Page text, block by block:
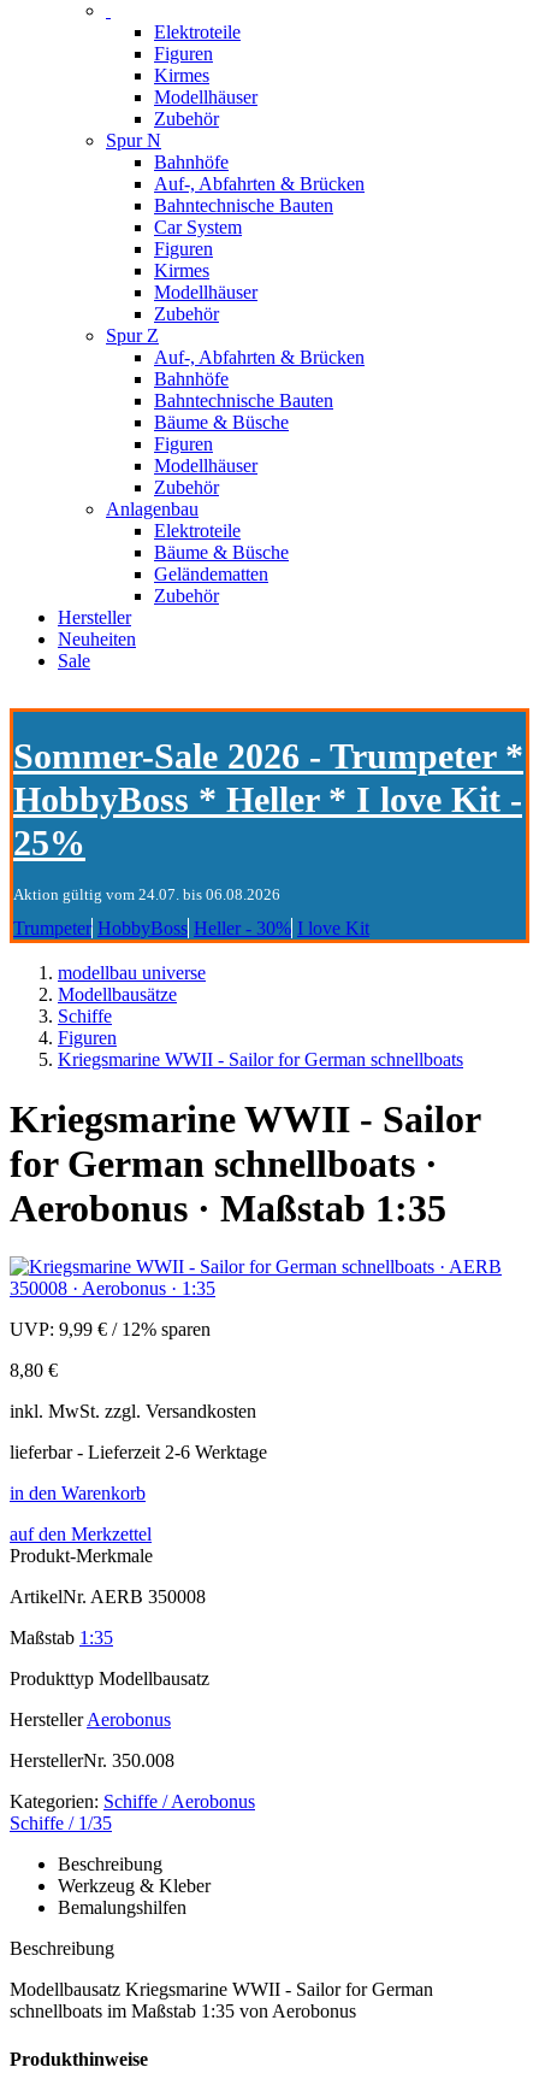
Elektroteile
Figuren
Kirmes
Modellhäuser
Zubehör
Spur N
Bahnhöfe
Auf-, Abfahrten & Brücken
Bahntechnische Bauten
Car System
Figuren
Kirmes
Modellhäuser
Zubehör
Spur Z
Auf-, Abfahrten & Brücken
Bahnhöfe
Bahntechnische Bauten
Bäume & Büsche
Figuren
Modellhäuser
Zubehör
Anlagenbau
Elektroteile
Bäume & Büsche
Geländematten
Zubehör
Hersteller
Neuheiten
Sale
Sommer-Sale 2026 - Trumpeter *
HobbyBoss * Heller * I love Kit -
25%
Aktion gültig vom 24.07. bis 06.08.2026
Trumpeter HobbyBoss Heller - 30% I love Kit
modellbau universe
Modellbausätze
Schiffe
Figuren
Kriegsmarine WWII - Sailor for German schnellboats
Kriegsmarine WWII - Sailor
for German schnellboats ·
Aerobonus · Maßstab 1:35
UVP: 9,99 € / 12% sparen
8,80 €
inkl. MwSt. zzgl. Versandkosten
lieferbar - Lieferzeit 2-6 Werktage
in den Warenkorb
auf den Merkzettel
Produkt-Merkmale
ArtikelNr. AERB 350008
Maßstab 1:35
Produkttyp Modellbausatz
Hersteller Aerobonus
HerstellerNr. 350.008
Kategorien: Schiffe / Aerobonus
Schiffe / 1/35
Beschreibung
Werkzeug & Kleber
Bemalungshilfen
Beschreibung
Modellbausatz Kriegsmarine WWII - Sailor for German
schnellboats im Maßstab 1:35 von Aerobonus
Produkthinweise